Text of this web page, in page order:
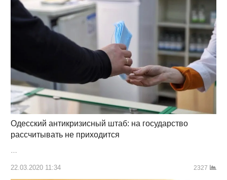
Одесский антикризисный штаб: на государство
рассчитывать не приходится
22.03.2020 11:34 2327